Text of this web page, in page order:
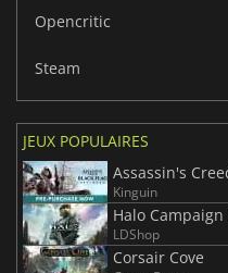
Opencritic
Steam
JEUX POPULAIRES
Assassin's
Kinguin
Halo Campaign
LDShop
Corsair Cove